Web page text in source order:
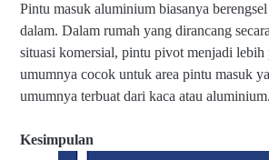
Pintu masuk aluminium biasanya
dalam. Dalam rumah yang dirancang
situasi komersial, pintu pivot menjadi lebih
umumnya cocok untuk area pintu masuk
umumnya terbuat dari kaca atau aluminium.
Kesimpulan